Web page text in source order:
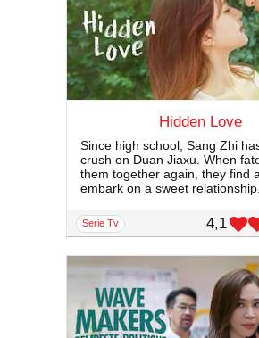
Hidden Love
Since high school, Sang Zhi
crush on Duan Jiaxu. When
them together again, they find
embark on a sweet relationship.
serie Tv 4,1